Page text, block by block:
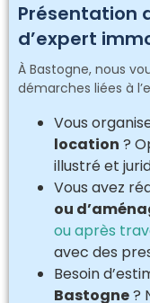
Présentation
d’expert
À Bastogne, nous
démarches liées à
Vous
location ?
illustré et
Vous avez
ou
ou après
avec des
Besoin
Bastogne?